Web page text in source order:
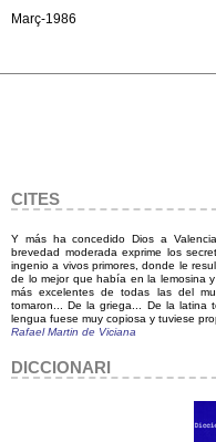
Març-1986
CITES
Y más ha concedido Dios a
brevedad moderada exprime los
ingenio a vivos primores, donde le
de lo mejor que había en la lemosina
más excelentes de todas las del
tomaron... De la griega... De la latina
lengua fuese muy copiosa y tuviese
Rafael Martin de Viciana
DICCIONARI